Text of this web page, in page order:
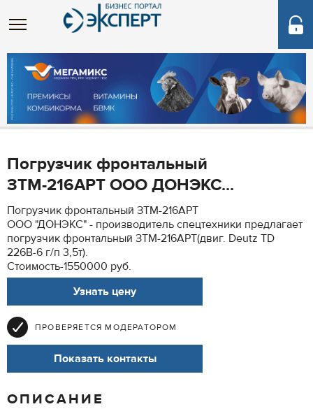
Погрузчик фронтальный
ЗТМ-216АРТ ООО ДОНЭКС...
Погрузчик фронтальный ЗТМ-216АРТ
ООО "ДОНЭКС" - производитель спецтехники предлагает
погрузчик фронтальный ЗТМ-216АРТ(двиг. Deutz TD
226B-6 г/п 3,5т).
Стоимость-1550000 руб.
Узнать цену
ПРОВЕРЯЕТСЯ МОДЕРАТОРОМ
Показать контакты
ОПИСАНИЕ